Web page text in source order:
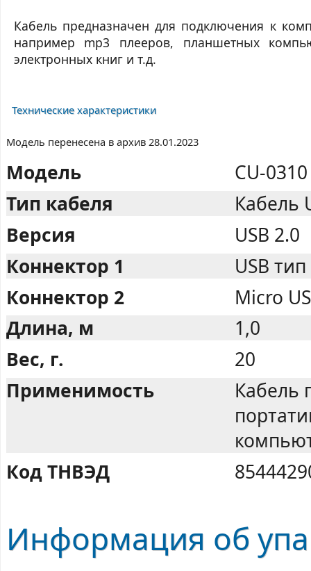
Кабель предназначен для подключения к
например mp3 плееров, планшетных
электронных книг и т.д.
Технические характеристики
Модель перенесена в архив 28.01.2023
Модель
CU-
Тип кабеля
Кабель
Версия
USB 2.0
Коннектор 1
USB
Коннектор 2
Micro
Длина, м
1,0
Вес, г.
20
Применимость
Кабель
Код ТНВЭД
Информация об